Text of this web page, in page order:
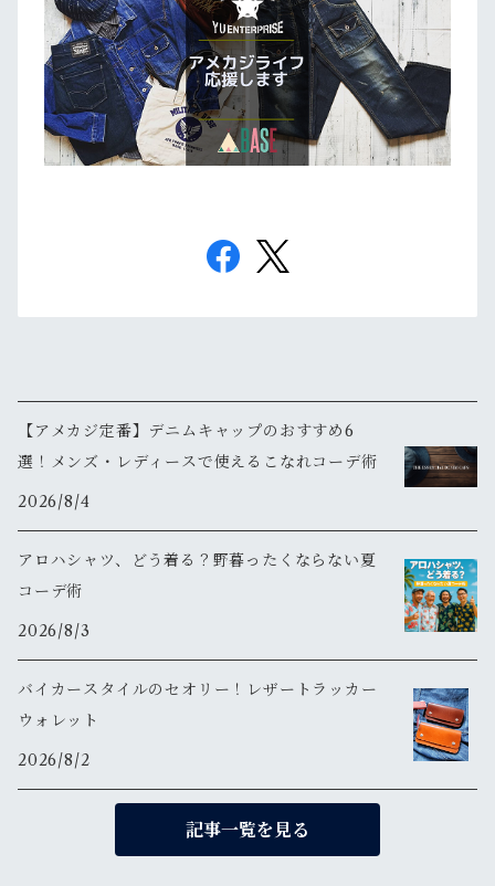
【アメカジ定番】デニムキャップのおすすめ6
選！メンズ・レディースで使えるこなれコーデ術
2026/8/4
アロハシャツ、どう着る？野暮ったくならない夏
コーデ術
2026/8/3
バイカースタイルのセオリー！レザートラッカー
ウォレット
2026/8/2
記事一覧を見る